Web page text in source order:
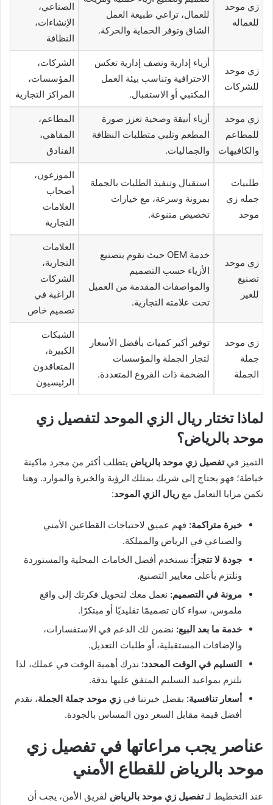
زي موحد
للعماله
للعمال، تراعي طبيعة العمل
الشاق وتوفر الحماية والحركة.
الصناعي،
الإنشاءات،
النظافة
زي موحد
للشركات
أزياء إدارية ونصف إدارية تعكس
الاحترافية وتناسب بيئة العمل
المكتبي أو الاستقبال.
الشركات،
المؤسسات،
المراكز التجارية
زي موحد
للمطاعم
والكافيهات
أزياء أنيقة وصحية تعزز صورة
المطعم وتلبي متطلبات النظافة
والجماليات.
المطاعم،
المقاهي،
الفنادق
طلبيات
جمله زي
موحد
استقبال وتنفيذ الطلبات بالجملة
بمرونة وسرعة، مع خيارات
تخصيص متنوعة.
الموزعون،
أصحاب
العلامات
التجارية
زي موحد
تصنيع
للغير
خدمة OEM حيث نقوم بتصنيع
الأزياء حسب التصميم
والمواصفات المقدمة من العميل
تحت علامته التجارية.
العلامات
التجارية،
الشركات
الراغبة في
تصميم خاص
زي موحد
جملة
الجملة
توفير أكبر كميات بأفضل الأسعار
لتجار الجملة والمؤسسات
الضخمة ذات الفروع المتعددة.
الشبكات
الكبيرة،
المتعاقدون
الرئيسيون
لماذا تختار ريال الزي الموحد لتفصيل زي
موحد بالرياض؟
التميز فيتفصيل زي موحد بالرياض يتطلب أكثر من مجرد ماكينة
خياطة؛ فهو يحتاج إلى شريك يمتلك الرؤية والخبرة والموارد. وهنا
تكمن مزايا التعامل مع ريال الزي الموحد:
خبرة متراكمة: فهم عميق لاحتياجات القطاعين الأمني
والصناعي في الرياض والمملكة.
جودة لا تتجزأ: نستخدم أفضل الخامات المحلية والمستوردة
ونلتزم بأعلى معايير التصنيع.
مرونة في التصميم: نعمل معك لتحويل فكرتك إلى واقع
ملموس، سواء كان تصميمًا تقليديًا أو مبتكرًا.
خدمة ما بعد البيع: نضمن لك الدعم في الاستفسارات،
والإضافات المستقبلية، أو طلبات التعديل.
التسليم في الوقت المحدد: ندرك أهمية الوقت في عملك، لذا
نلتزم بمواعيد التسليم المتفق عليها بدقة.
أسعار تنافسية: بفضل خبرتنا في زي موحد جملة الجملة، نقدم
أفضل قيمة مقابل السعر دون المساس بالجودة.
عناصر يجب مراعاتها في تفصيل زي
موحد بالرياض للقطاع الأمني
عند التخطيط لـتفصيل زي موحد بالرياض لفريق الأمن، يجب أن